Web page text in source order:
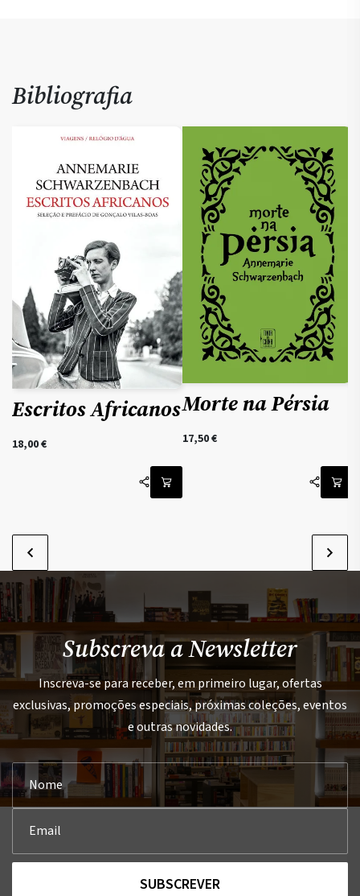
Bibliografia
Escritos Africanos
18,00€
Morte na Pérsia
17,50€
Subscreva a Newsletter
Inscreva-se para receber, em primeiro lugar, ofertas
exclusivas, promoções especiais, próximas coleções, eventos
e outras novidades.
SUBSCREVER